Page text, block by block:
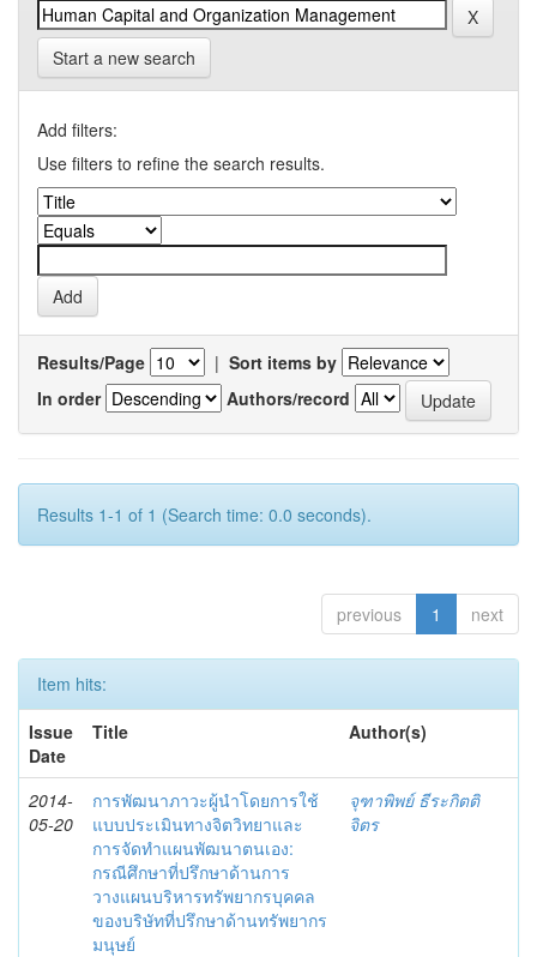
Start a new search
Add filters:
Use filters to refine the search results.
Results/Page | Sort items by
In order
Authors/record
Results 1-1 of 1 (Search time: 0.0 seconds).
previous 1 next
Item hits:
Issue
Date
Title Author(s)
2014-
05-20
การพัฒนาภาวะผู้นำโดยการใช้
แบบประเมินทางจิตวิทยาและ
การจัดทำแผนพัฒนาตนเอง:
กรณีศึกษาที่ปรึกษาด้านการ
วางแผนบริหารทรัพยากรบุคคล
ของบริษัทที่ปรึกษาด้านทรัพยากร
มนุษย์
จุฑาพิพย์ ธีระกิตติ
จิตร